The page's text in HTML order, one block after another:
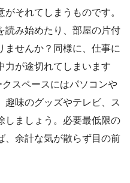
それてしまうものです。
読み始めたり、部屋の片付
ませんか？同様に、仕事に
力が途切れてしまいます
スペースにはパソコンや
趣味のグッズやテレビ、ス
しましょう。必要最低限の
、余計な気が散らず目の前